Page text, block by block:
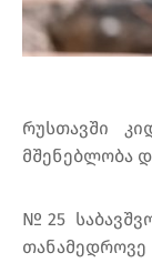
რუსთავში
მშენებლობა
№25